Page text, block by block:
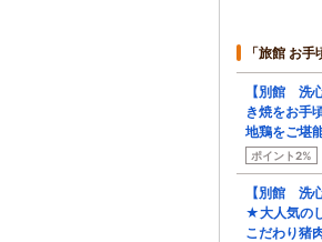
「旅館 お
【別館 洗
き焼をお手
地鶏をご堪
ポイント2%
【別館 洗
★大人気の
こだわり猪